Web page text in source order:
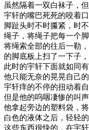
虽然隔着一双白袜子，
宇轩的嘴巴死死的咬着
脚趾头时不时攥紧，时
绳子，将绳子把每一个
将绳索全部的往后一勒
的脚底板上扫了一下子
此时的宇轩下面就如同
他只能无奈的晃晃自己
宇轩痒的不停的扭动着
但是他的呜咽凄惨的叫
他拿起旁边的塑料袋，
白色的液体之后，轻轻
这些东西很快的，在宇